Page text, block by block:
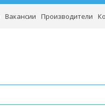
Вакансии Производители